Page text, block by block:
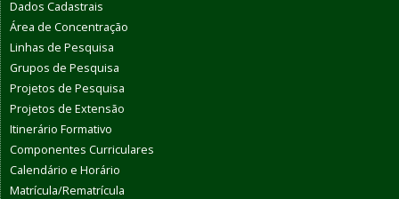
Dados Cadastrais
Área de Concentração
Linhas de Pesquisa
Grupos de Pesquisa
Projetos de Pesquisa
Projetos de Extensão
Itinerário Formativo
Componentes Curriculares
Calendário e Horário
Matrícula/Rematrícula